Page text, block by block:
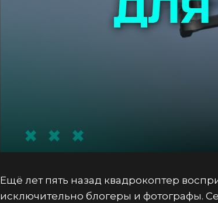
Ещё лет пять назад квадрокоптер
исключительно блогеры и фотографы.